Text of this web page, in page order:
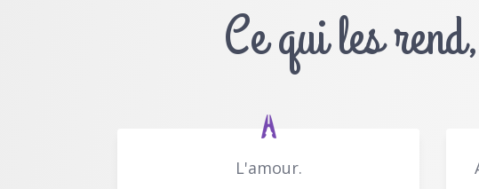
Ce qui les
L'amour.